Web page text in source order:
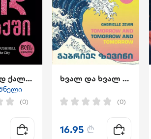
სექსი დიდ ქალაქში
(0)
ხვალ და ხვალ და ხვალ
(0)
16.95 ₾